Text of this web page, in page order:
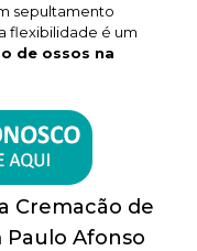
sepultamento
flexibilidade é um
de ossos na
Cremacão de
Paulo Afonso